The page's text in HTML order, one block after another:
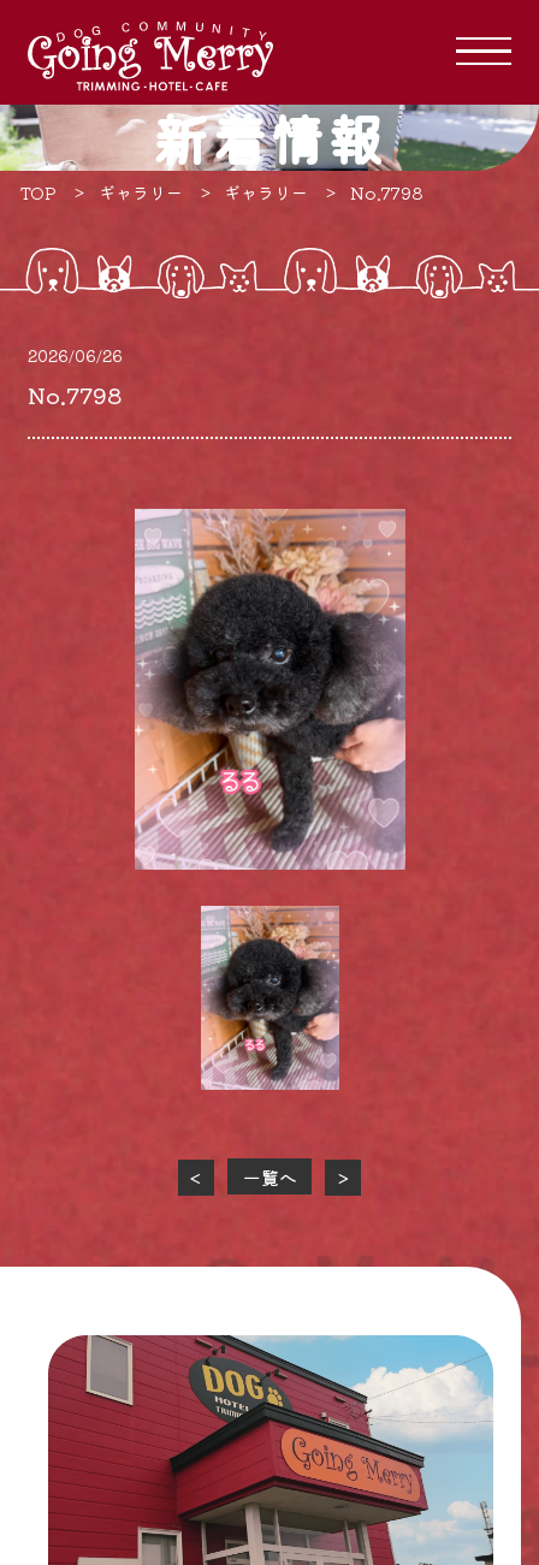
新着情報
TOP ギャラリー ギャラリー No.7798
2026/06/26
No.7798
< 一覧へ >